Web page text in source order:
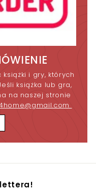
i gry, których
książka lub gra,
na naszej stronie